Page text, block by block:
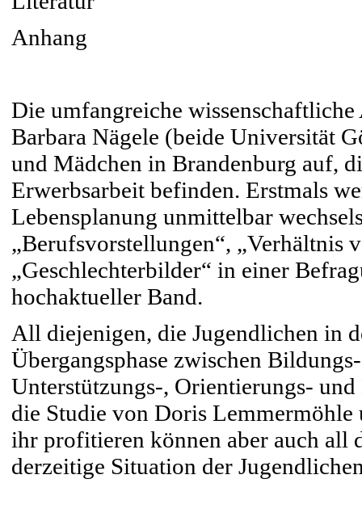
Anhang
Die umfangreiche
Barbara Nägele (beide Universität
und Mädchen in Brandenburg auf,
Erwerbsarbeit befinden. Erstmals
Lebensplanung unmittelbar
„Berufsvorstellungen“, „Verhältnis
„Geschlechterbilder“ in einer
hochaktueller Band.
All diejenigen, die Jugendlichen in
Übergangsphase zwischen
Unterstützungs-, Orientierungs-
die Studie von Doris Lemmermöhle
ihr profitieren können aber auch all
derzeitige Situation der